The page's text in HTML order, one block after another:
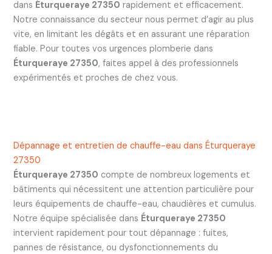
dans Éturqueraye 27350 rapidement et efficacement.
Notre connaissance du secteur nous permet d’agir au plus
vite, en limitant les dégâts et en assurant une réparation
fiable. Pour toutes vos urgences plomberie dans
Éturqueraye 27350, faites appel à des professionnels
expérimentés et proches de chez vous.
Dépannage et entretien de chauffe-eau dans Éturqueraye
27350
Éturqueraye 27350 compte de nombreux logements et
bâtiments qui nécessitent une attention particulière pour
leurs équipements de chauffe-eau, chaudières et cumulus.
Notre équipe spécialisée dans Éturqueraye 27350
intervient rapidement pour tout dépannage : fuites,
pannes de résistance, ou dysfonctionnements du